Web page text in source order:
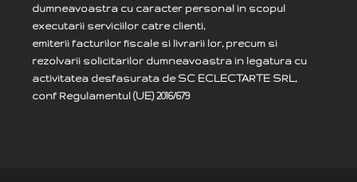
dumneavoastra cu caracter personal in scopul
executarii serviciilor catre clienti,
emiterii facturilor fiscale si livrarii lor, precum si
rezolvarii solicitarilor dumneavoastra in legatura cu
activitatea desfasurata de SC ECLECTARTE SRL,
conf Regulamentul (UE) 2016/679